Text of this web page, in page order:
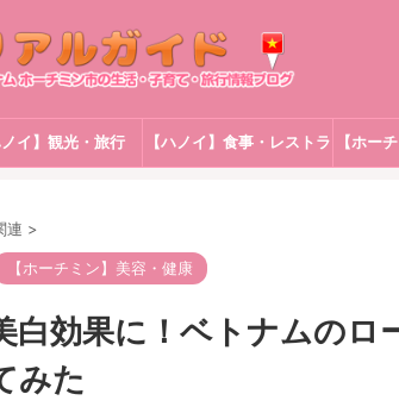
ノイ】観光・旅行 【ハノイ】食事・レストラ 【ホー
連 >
【ホーチミン】美容・健康
白効果に！ベトナムのロ
みた